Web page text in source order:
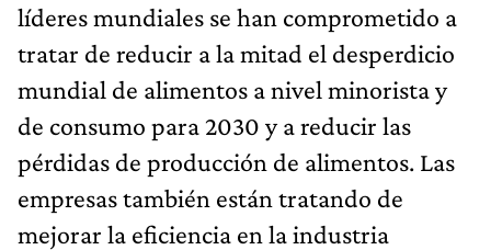
líderes mundiales se han comprometido a
tratar de reducir a la mitad el desperdicio
mundial de alimentos a nivel minorista y
de consumo para 2030 y a reducir las
pérdidas de producción de alimentos. Las
empresas también están tratando de
mejorar la eficiencia en la industria